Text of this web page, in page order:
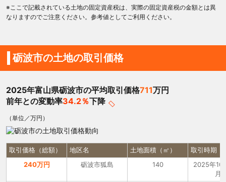
※ここで記載されている土地の固定資産税は、実際の固定資産税の金額とは異
なりますのでご注意ください。参考値としてご利用ください。
砺波市の土地の取引価格
2025年富山県砺波市の平均取引価格711万円
前年との変動率34.2％下降
（単位／万円）
取引価格（総額） 地区名 土地面積（㎡）
取引時期
240万円
砺波市狐島 140
2025年10
月